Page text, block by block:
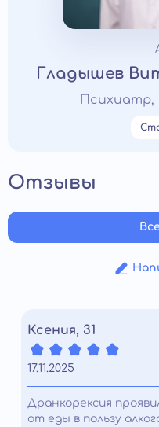
Гладышев
Психиатр,
Отзывы
Ксения, 31
17.11.2025
Дранкорексия
от еды в пользу